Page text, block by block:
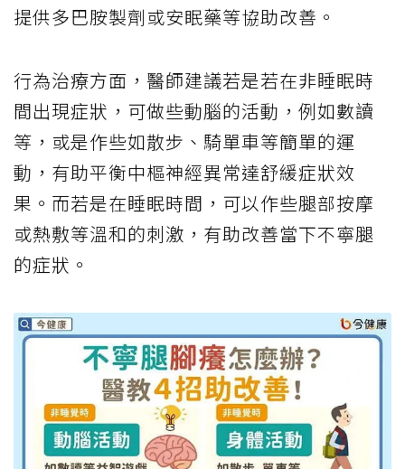
提供多巴胺製劑或安眠藥等協助改善。
行為治療方面，醫師建議若是若在非睡眠時
間出現症狀，可做些動腦的活動，例如數讀
等，或是作些如散步、騎單車等簡單的運
動，有助平衡中樞神經異常達舒緩症狀效
果。而若是在睡眠時間，可以作些腿部按摩
或熱敷等溫和的刺激，有助改善當下不寧腿
的症狀。